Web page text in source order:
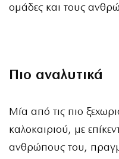
ομάδες και τους
Πιο αναλυτικά
Μία από τις πιο
καλοκαιριού, με
ανθρώπους του,